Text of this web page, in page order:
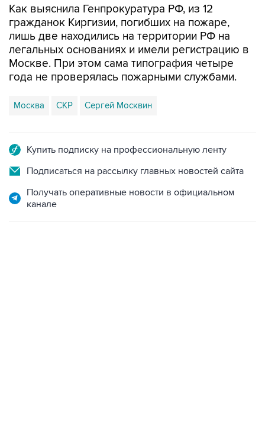
Как выяснила Генпрокуратура РФ, из 12
гражданок Киргизии, погибших на пожаре,
лишь две находились на территории РФ на
легальных основаниях и имели регистрацию в
Москве. При этом сама типография четыре
года не проверялась пожарными службами.
Москва СКР Сергей Москвин
Купить подписку на профессиональную ленту
Подписаться на рассылку главных новостей сайта
Получать оперативные новости в официальном
канале